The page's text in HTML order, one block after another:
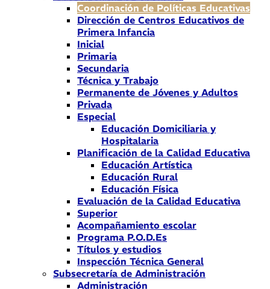
Coordinación de Políticas Educativas
Dirección de Centros Educativos de
Primera Infancia
Inicial
Primaria
Secundaria
Técnica y Trabajo
Permanente de Jóvenes y Adultos
Privada
Especial
Educación Domiciliaria y
Hospitalaria
Planificación de la Calidad Educativa
Educación Artística
Educación Rural
Educación Física
Evaluación de la Calidad Educativa
Superior
Acompañamiento escolar
Programa P.O.D.Es
Títulos y estudios
Inspección Técnica General
Subsecretaría de Administración
Administración